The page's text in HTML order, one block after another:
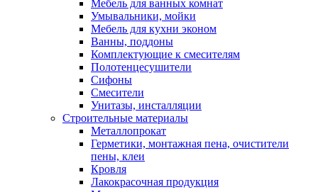
Мебель для ванных комнат
Умывальники, мойки
Мебель для кухни эконом
Ванны, поддоны
Комплектующие к смесителям
Полотенцесушители
Сифоны
Смесители
Унитазы, инсталляции
Строительные материалы
Металлопрокат
Герметики, монтажная пена, очистители
пены, клеи
Кровля
Лакокрасочная продукция